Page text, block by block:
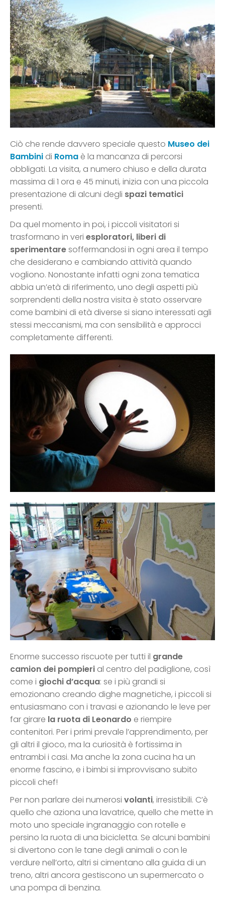
Ciò che rende davvero speciale questo Museo dei
Bambini di Roma è la mancanza di percorsi
obbligati. La visita, a numero chiuso e della durata
massima di 1 ora e 45 minuti, inizia con una piccola
presentazione di alcuni degli spazi tematici
presenti.
Da quel momento in poi, i piccoli visitatori si
trasformano in veri esploratori, liberi di
sperimentaresoffermandosi in ogni area il tempo
che desiderano e cambiando attività quando
vogliono. Nonostante infatti ogni zona tematica
abbia un’età di riferimento, uno degli aspetti più
sorprendenti della nostra visita è stato osservare
come bambini di età diverse si siano interessati agli
stessi meccanismi, ma con sensibilità e approcci
completamente differenti.
Enorme successo riscuote per tutti il grande
camion dei pompieri al centro del padiglione, così
come i giochi d’acqua: se i più grandi si
emozionano creando dighe magnetiche, i piccoli si
entusiasmano con i travasi e azionando le leve per
far girare la ruota di Leonardo e riempire
contenitori. Per i primi prevale l’apprendimento, per
gli altri il gioco, ma la curiosità è fortissima in
entrambi i casi. Ma anche la zona cucina ha un
enorme fascino, e i bimbi si improvvisano subito
piccoli chef!
Per non parlare dei numerosi volanti, irresistibili. C’è
quello che aziona una lavatrice, quello che mette in
moto uno speciale ingranaggio con rotelle e
persino la ruota di una bicicletta. Se alcuni bambini
si divertono con le tane degli animali o con le
verdure nell’orto, altri si cimentano alla guida di un
treno, altri ancora gestiscono un supermercato o
una pompa di benzina.